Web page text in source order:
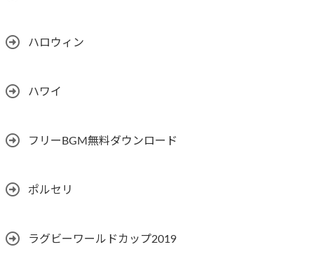
ハロウィン
ハワイ
フリーBGM無料ダウンロード
ポルセリ
ラグビーワールドカップ2019